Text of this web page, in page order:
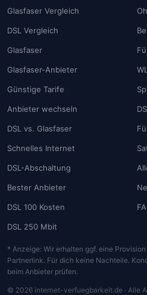
Glasfaser Vergleich
DSL Vergleich
Glasfaser
Glasfaser-Anbieter
Günstige Tarife
Anbieter wechseln
DSL vs. Glasfaser
Schnelles Internet
DSL-Abschaltung
Bester Anbieter
DSL 100 Kosten
DSL 250 Mbit
* Anzeige: Wir erhalten ggf. eine
Partnerlink. Für dich keine Nachteile.
beim Anbieter prüfen.
© 2026 internet-verfuegbarkeit.de · Alle